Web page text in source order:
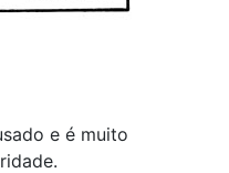
e é muito